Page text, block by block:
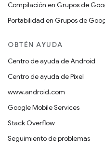
Compilación en Grupos de
Portabilidad en Grupos de
OBTÉN AYUDA
Centro de ayuda de Android
Centro de ayuda de Pixel
www.android.com
Google Mobile Services
Stack Overflow
Seguimiento de problemas